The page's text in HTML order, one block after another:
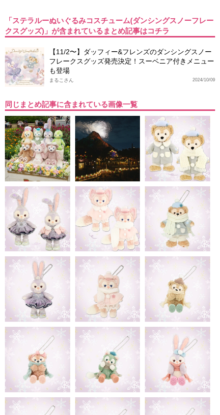
「ステラルーぬいぐるみコスチューム(ダンシングスノーフレー
クスグッズ)」が含まれているまとめ記事はコチラ
【11/2〜】ダッフィー&フレンズのダンシングスノー
フレークスグッズ発売決定！スーベニア付きメニュー
も登場
2024/10/09
まるこさん
同じまとめ記事に含まれている画像一覧